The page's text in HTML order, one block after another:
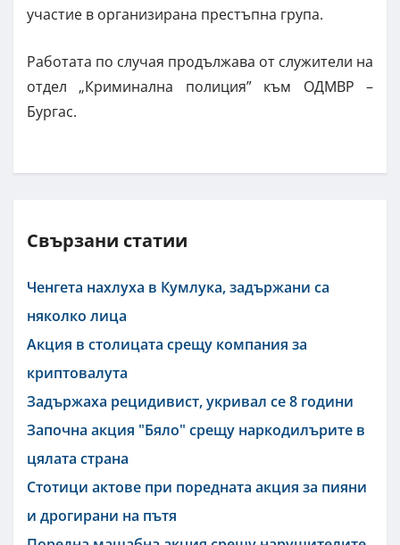
участие в организирана престъпна група.
Работата по случая продължава от служители на
отдел „Криминална полиция” към ОДМВР –
Бургас.
Свързани статии
Ченгета нахлуха в Кумлука, задържани са
няколко лица
Акция в столицата срещу компания за
криптовалута
Задържаха рецидивист, укривал се 8 години
Започна акция "Бяло" срещу наркодилърите в
цялата страна
Стотици актове при поредната акция за пияни
и дрогирани на пътя